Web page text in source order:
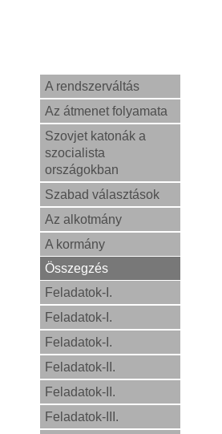
A rendszerváltás
Az átmenet folyamata
Szovjet katonák a
szocialista
országokban
Szabad választások
Az alkotmány
A kormány
Összegzés
Feladatok-I.
Feladatok-I.
Feladatok-I.
Feladatok-II.
Feladatok-II.
Feladatok-III.